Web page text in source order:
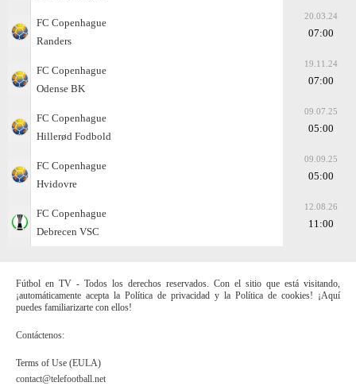
FC Copenhague
Randers
20.03.24
07:00
FC Copenhague
Odense BK
19.11.24
07:00
FC Copenhague
Hillerød Fodbold
09.07.25
05:00
FC Copenhague
Hvidovre
09.09.25
05:00
FC Copenhague
Debrecen VSC
12.08.26
11:00
Fútbol en TV - Todos los derechos reservados. Con el sitio que está visitando,
¡automáticamente acepta la Política de privacidad y la Política de cookies! ¡Aquí
puedes familiarizarte con ellos!
Contáctenos:
Terms of Use (EULA)
contact@telefootball.net